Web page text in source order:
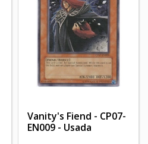
Vanity's Fiend - CP07-
EN009 - Usada